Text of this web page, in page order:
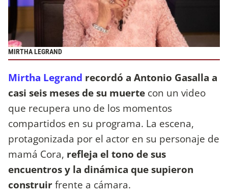
MIRTHA LEGRAND
Mirtha Legrand recordó a Antonio Gasalla a
casi seis meses de su muerte con un video
que recupera uno de los momentos
compartidos en su programa. La escena,
protagonizada por el actor en su personaje de
mamá Cora, refleja el tono de sus
encuentros y la dinámica que supieron
construirfrente a cámara.